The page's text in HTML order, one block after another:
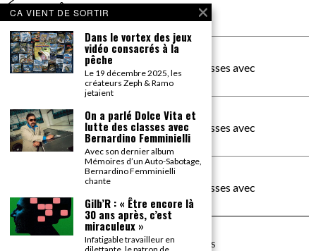
PACÔME THIELLEMENT
La séance d’Hip Gnose
La Patrie
dans
On a parlé Dolce Vita et lutte des classes avec
Bernardino Femminielli
carte noire negra à l'o tiededans
On a parlé Dolce Vita et lutte des classes avec
Bernardino Femminielli
moise et son mascarédans
On a parlé Dolce Vita et lutte des classes avec
Bernardino Femminielli
©2026TOUS DROITS RÉSERVÉS
CA VIENT DE SORTIR
Dans le vortex des jeux
vidéo consacrés à la
pêche
Le 19 décembre 2025, les
créateurs Zeph & Ramo
jetaient
On a parlé Dolce Vita et
lutte des classes avec
Bernardino Femminielli
Avec son dernier album
Mémoires d’un Auto-Sabotage,
Bernardino Femminielli
chante
Gilb’R : « Être encore là
30 ans après, c’est
miraculeux »
Infatigable travailleur en